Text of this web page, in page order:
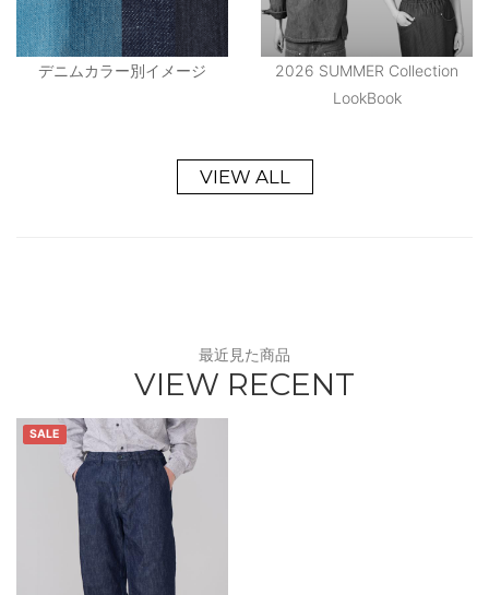
デニムカラー別イメージ
2026 SUMMER Collection
LookBook
VIEW ALL
最近見た商品
VIEW RECENT
SALE